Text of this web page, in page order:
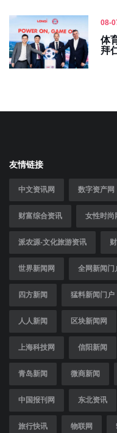
08-
体
拜
友情链接
中文资讯网 数字资产网
财富综合资讯 女性时尚
派农源-文化旅游资讯
世界新闻网 全网新闻门
四方新闻 猛料新闻门户
人人新闻 区块新闻网
上海科技网 信阳新闻
青岛新闻 微商新闻
中国报刊网 东北资讯
旅行快讯 物联网